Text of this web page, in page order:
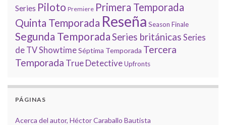
Series Piloto Premiere Primera Temporada
Quinta Temporada Reseña Season Finale
Segunda TemporadaSeries británicas Series
de TVShowtimeSéptima Temporada Tercera
Temporada True DetectiveUpfronts
PÁGINAS
Acerca del autor, Héctor Caraballo Bautista